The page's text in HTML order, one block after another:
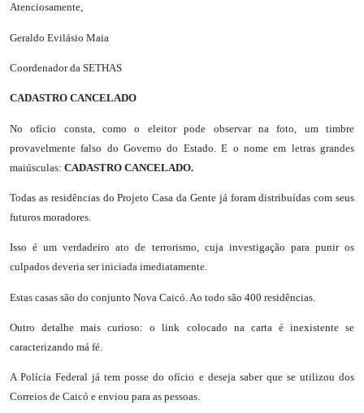
Atenciosamente,
Geraldo Evilásio Maia
Coordenador da SETHAS
CADASTRO CANCELADO
No ofício consta, como o eleitor pode observar na foto, um timbre
provavelmente falso do Governo do Estado. E o nome em letras grandes
maiúsculas: CADASTRO CANCELADO.
Todas as residências do Projeto Casa da Gente já foram distribuídas com seus
futuros moradores.
Isso é um verdadeiro ato de terrorismo, cuja investigação para punir os
culpados deveria ser iniciada imediatamente.
Estas casas são do conjunto Nova Caicó. Ao todo são 400 residências.
Outro detalhe mais curioso: o link colocado na carta é inexistente se
caracterizando má fé.
A Polícia Federal já tem posse do ofício e deseja saber que se utilizou dos
Correios de Caicó e enviou para as pessoas.